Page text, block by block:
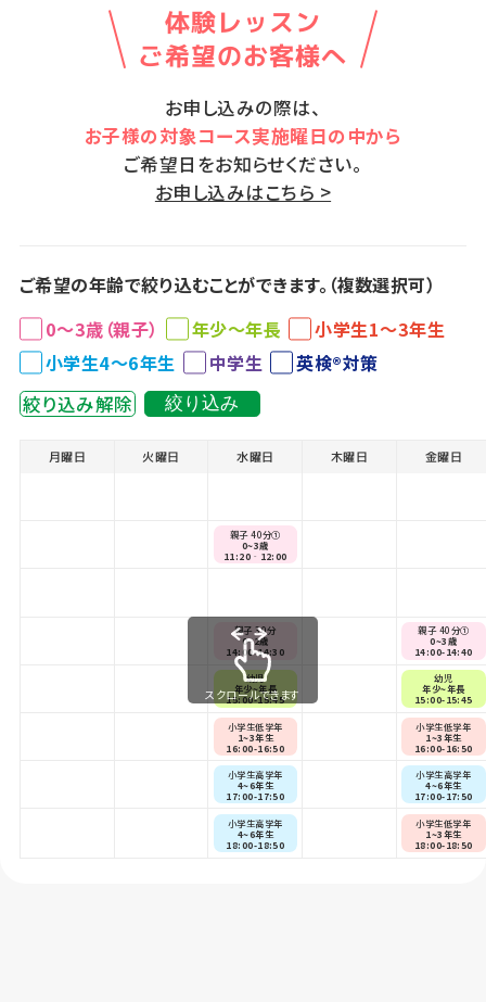
体験レッスン
ご希望のお客様へ
お申し込みの際は、
お子様の対象コース実施曜日の中から
ご希望日をお知らせください。
お申し込みはこちら >
ご希望の年齢で絞り込むことができます。（複数選択可）
0～3歳（親子）
年少～年長
小学生1～3年生
小学生4～6年生
中学生
英検®対策
絞り込み解除
絞り込み
月曜日 火曜日 水曜日
親子 40分①
0~3歳
11:20‐12:00
親子 30分
0~2歳
14:00-14:30
幼児
年少~年長
15:00-15:45
小学生低学年
1~3年生
16:00-16:50
小学生高学年
4~6年生
17:00-17:50
小学生高学年
4~6年生
18:00-18:50
木曜日 金曜日
親子 40分①
0~3歳
14:00-14:40
幼児
年少~年長
15:00-15:45
小学生低学年
1~3年生
16:00-16:50
小学生高学年
4~6年生
17:00-17:50
小学生低学年
1~3年生
18:00-18:50
スクロールできます